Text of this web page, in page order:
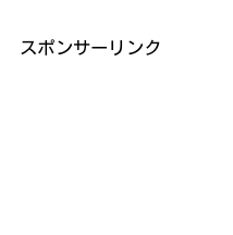
スポンサーリンク